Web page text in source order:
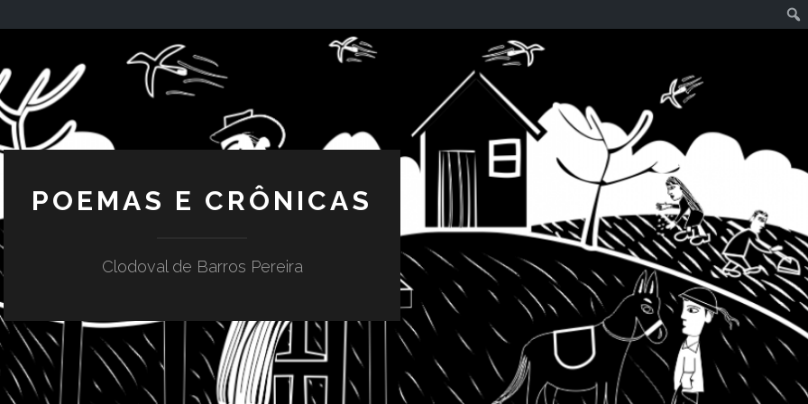
POEMAS E CRÔNICAS
Clodoval de Barros Pereira